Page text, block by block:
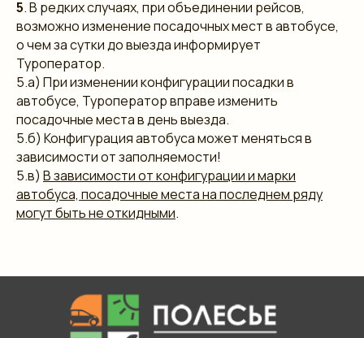
5. В редких случаях, при объединении рейсов,
возможно изменение посадочных мест в автобусе,
о чем за сутки до выезда информирует
Туроператор.
5.а) При изменении конфигурации посадки в
автобусе, Туроператор вправе изменить
посадочные места в день выезда.
5.б) Конфигурация автобуса может меняться в
зависимости от заполняемости!
5.в) В зависимости от конфигурации и марки
автобуса, посадочные места на последнем ряду
могут быть не откидными.